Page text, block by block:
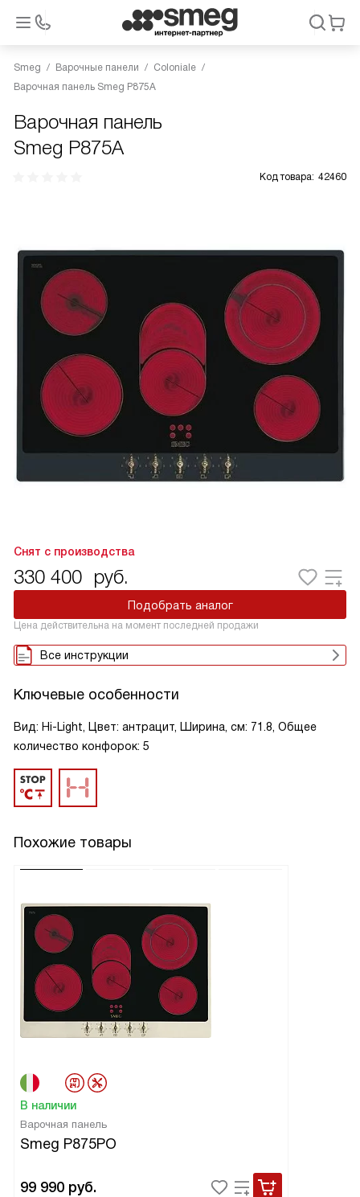
Smeg Варочные панели
Coloniale
Варочная панель Smeg P875A
Варочная панель
Smeg P875A
Код товара: 42460
Снят с производства
330 400 руб.
Подобрать аналог
Цена действительна на момент последней продажи
Все инструкции
Ключевые особенности
Вид: Hi-Light, Цвет: антрацит, Ширина, см: 71.8, Общее
количество конфорок: 5
Похожие товары
В наличии
Варочная панель
Smeg P875PO
99 990 руб.